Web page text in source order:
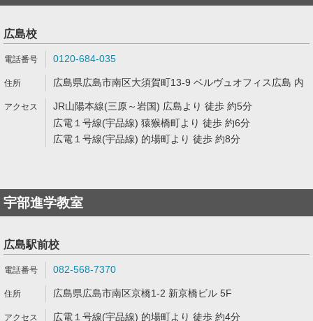
広島校
0120-684-035
広島県広島市南区大須賀町13-9 ベルヴュオフィス広島 内
JR山陽本線(三原～岩国) 広島より 徒歩 約5分
広電１号線(宇品線) 猿猴橋町より 徒歩 約6分
広電１号線(宇品線) 的場町より 徒歩 約8分
宇部進学教室
広島駅前校
082-568-7370
広島県広島市南区京橋1-2 新京橋ビル 5F
広電１号線(宇品線) 的場町より 徒歩 約4分